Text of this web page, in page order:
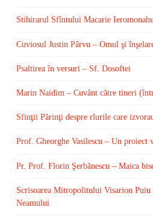
Stihirarul Sfîntului Macarie
Cuviosul Justin Pârvu – Omul şi
Psaltirea în versuri – Sf. Dosoftei
Marin Naidim – Cuvânt către tineri
Sfinţii Părinţi despre rîurile care
Prof. Gheorghe Vasilescu – Un proiect
Pr. Prof. Florin Şerbănescu – Maica
Scrisoarea Mitropolitului Visarion Puiu
Neamului